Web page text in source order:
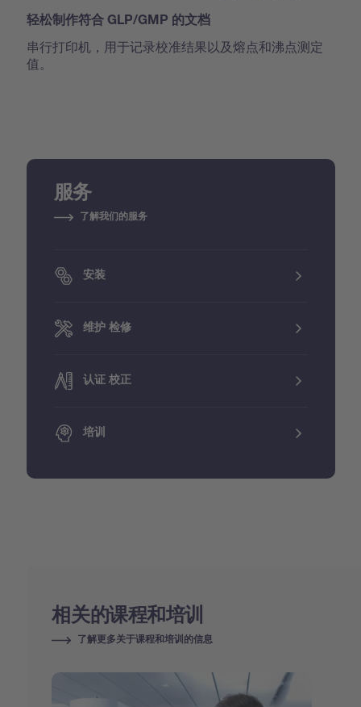
轻松制作符合 GLP/GMP 的文档
串行打印机，用于记录校准结果以及熔点和沸点测定
值。
服务
了解我们的服务
安装
维护 检修
认证 校正
培训
相关的课程和培训
了解更多关于课程和培训的信息